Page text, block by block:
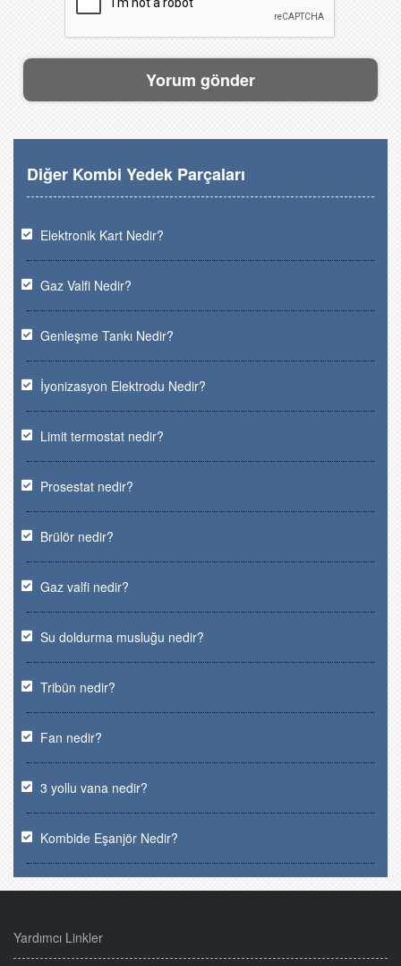
Diğer Kombi Yedek Parçaları
Elektronik Kart Nedir?
Gaz Valfi Nedir?
Genleşme Tankı Nedir?
İyonizasyon Elektrodu Nedir?
Limit termostat nedir?
Prosestat nedir?
Brülör nedir?
Gaz valfi nedir?
Su doldurma musluğu nedir?
Tribün nedir?
Fan nedir?
3 yollu vana nedir?
Kombide Eşanjör Nedir?
Yardımcı Linkler